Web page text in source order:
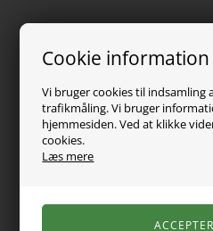
Cookie information
Vi bruger cookies til indsamling
trafikmåling. Vi bruger
hjemmesiden. Ved at klikke
cookies.
Læs mere
159,00